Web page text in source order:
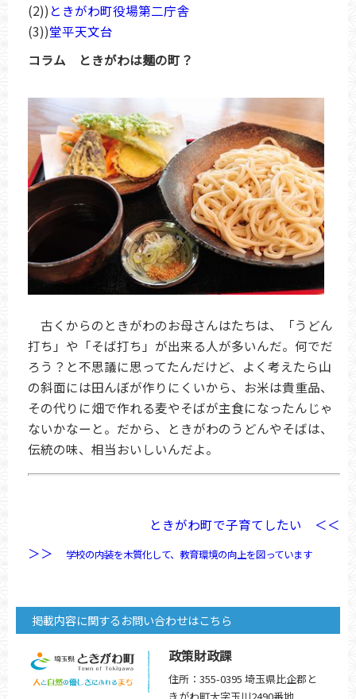
(2)) ときがわ町役場第二庁舎
(3))堂平天文台
コラム ときがわは麺の町？
古くからのときがわのお母さんはたちは、「うどん
打ち」や「そば打ち」が出来る人が多いんだ。何でだ
ろう？と不思議に思ってたんだけど、よく考えたら山
の斜面には田んぼが作りにくいから、お米は貴重品、
その代りに畑で作れる麦やそばが主食になったんじゃ
ないかなーと。だから、ときがわのうどんやそばは、
伝統の味、相当おいしいんだよ。
ときがわ町で子育てしたい ＜＜
＞＞
学校の内装を木質化して、教育環境の向上を図っています
掲載内容に関するお問い合わせはこちら
政策財政課
住所：355-0395 埼玉県比企郡と